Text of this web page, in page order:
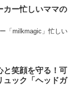
カー忙しいママの
「milkmagic」忙しい
笑顔を守る！可
ュック「ヘッドガ